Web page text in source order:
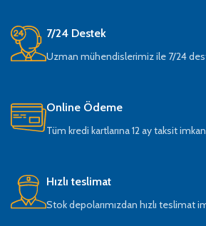
7/24 Destek
Uzman mühendislerimiz ile 7/24
Online Ödeme
Tüm kredi kartlarına 12 ay taksit
Hızlı teslimat
Stok depolarımızdan hızlı teslimat